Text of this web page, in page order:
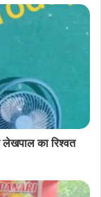
का रिश्वत